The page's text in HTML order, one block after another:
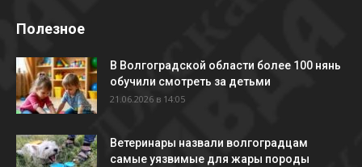
Полезное
В Волгоградской области более 100 нянь
обучили смотреть за детьми
21.06.2026 в 14:05
Ветеринары назвали волгоградцам
самые уязвимые для жары породы